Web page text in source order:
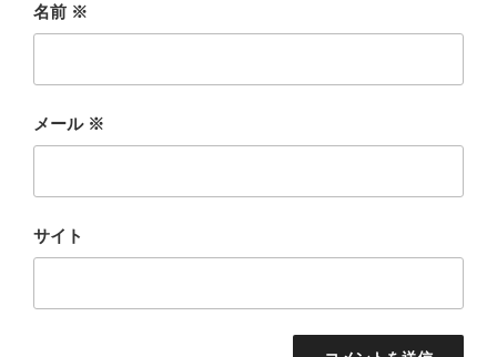
名前 ※
メール ※
サイト